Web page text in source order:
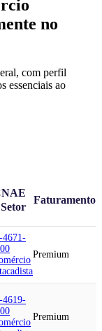
no
com perfil
essenciais ao
Faturamento
4671-
Premium
4619-
Premium